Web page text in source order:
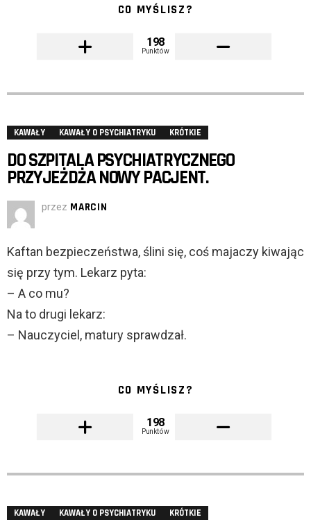
CO MYŚLISZ?
198
Punktów
KAWAŁY KAWAŁY O PSYCHIATRYKU KRÓTKIE
DO SZPITALA PSYCHIATRYCZNEGO
PRZYJEŻDŻA NOWY PACJENT.
przez MARCIN
Kaftan bezpieczeństwa, ślini się, coś majaczy kiwając
się przy tym. Lekarz pyta:
– A co mu?
Na to drugi lekarz:
– Nauczyciel, matury sprawdzał.
CO MYŚLISZ?
198
Punktów
KAWAŁY KAWAŁY O PSYCHIATRYKU KRÓTKIE